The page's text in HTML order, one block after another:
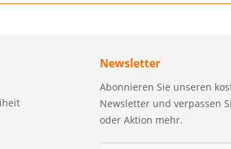
Newsletter
Abonnieren Sie unseren
Newsletter und verpassen
oder Aktion mehr.